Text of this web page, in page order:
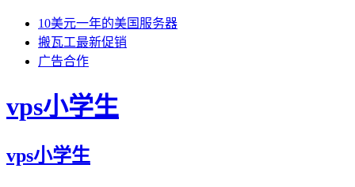
10美元一年的美国服务器
搬瓦工最新促销
广告合作
vps小学生
vps小学生